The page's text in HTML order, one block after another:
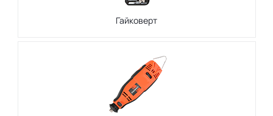
Гайковерт